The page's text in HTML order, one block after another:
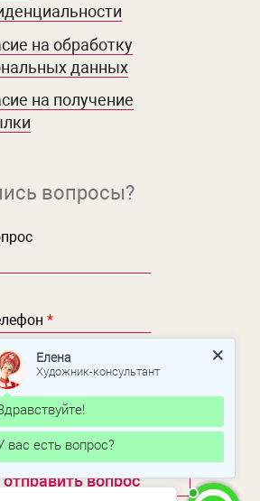
на обработку
данных
на получение
вопросы?
*
сполитикой
на обработку персональных
наполучение новостной и
Елена
Художник-консультант
вас есть вопрос?